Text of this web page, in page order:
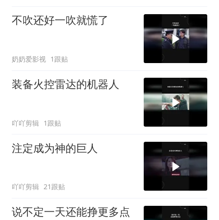
不吹还好一吹就慌了
奶奶爱影视 1跟贴
装备火控雷达的机器人
吖吖剪辑 1跟贴
注定成为神的巨人
吖吖剪辑 21跟贴
说不定一天还能挣更多点